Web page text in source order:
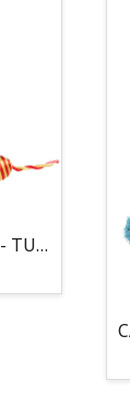
MOUSE LOCO 5,5 CM - TUBO